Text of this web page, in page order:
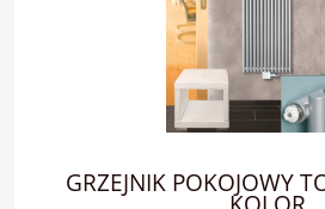
GRZEJNIK POKOJOWY